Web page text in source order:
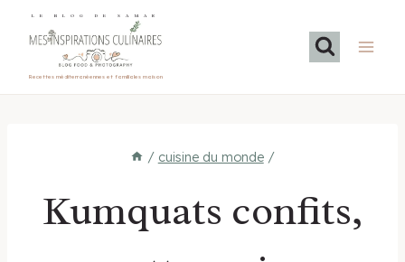
LE BLOG DE SAMAR
Recettes méditerranéennes et familiales maison
/ cuisine du monde /
Kumquats confits,